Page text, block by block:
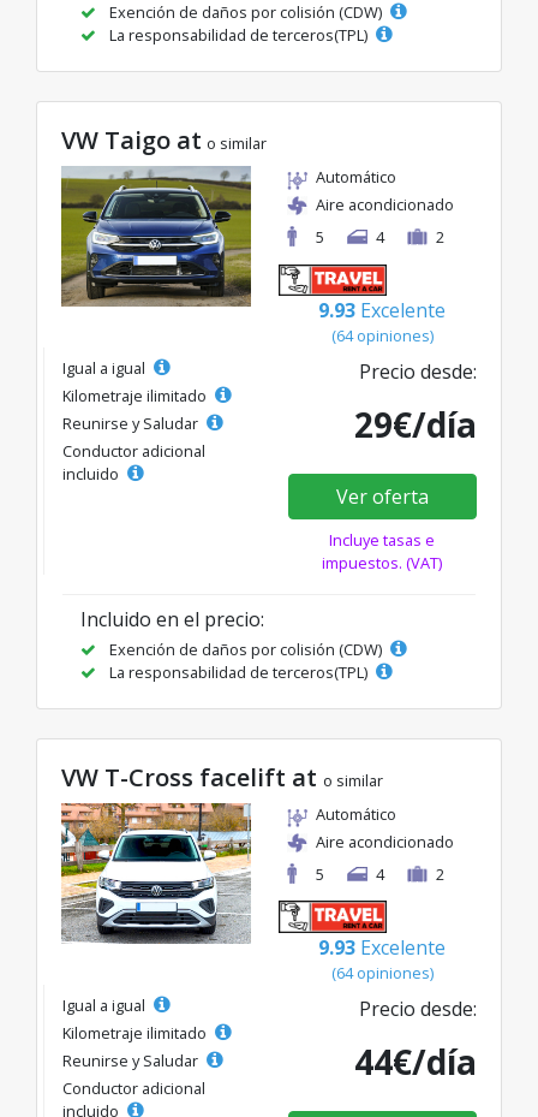
Exención de daños por colisión (CDW)
La responsabilidad de terceros(TPL)
VW Taigo at o similar
Automático
Aire acondicionado
5
4 2
9.93 Excelente
(64 opiniones)
Igual a igual
Kilometraje ilimitado
Reunirse y Saludar
Conductor adicional
incluido
Precio desde:
29€/día
Ver oferta
Incluye tasas e
impuestos. (VAT)
Incluido en el precio:
Exención de daños por colisión (CDW)
La responsabilidad de terceros(TPL)
VW T-Cross facelift at o similar
Automático
Aire acondicionado
5
4 2
9.93 Excelente
(64 opiniones)
Igual a igual
Kilometraje ilimitado
Reunirse y Saludar
Conductor adicional
incluido
Precio desde:
44€/día